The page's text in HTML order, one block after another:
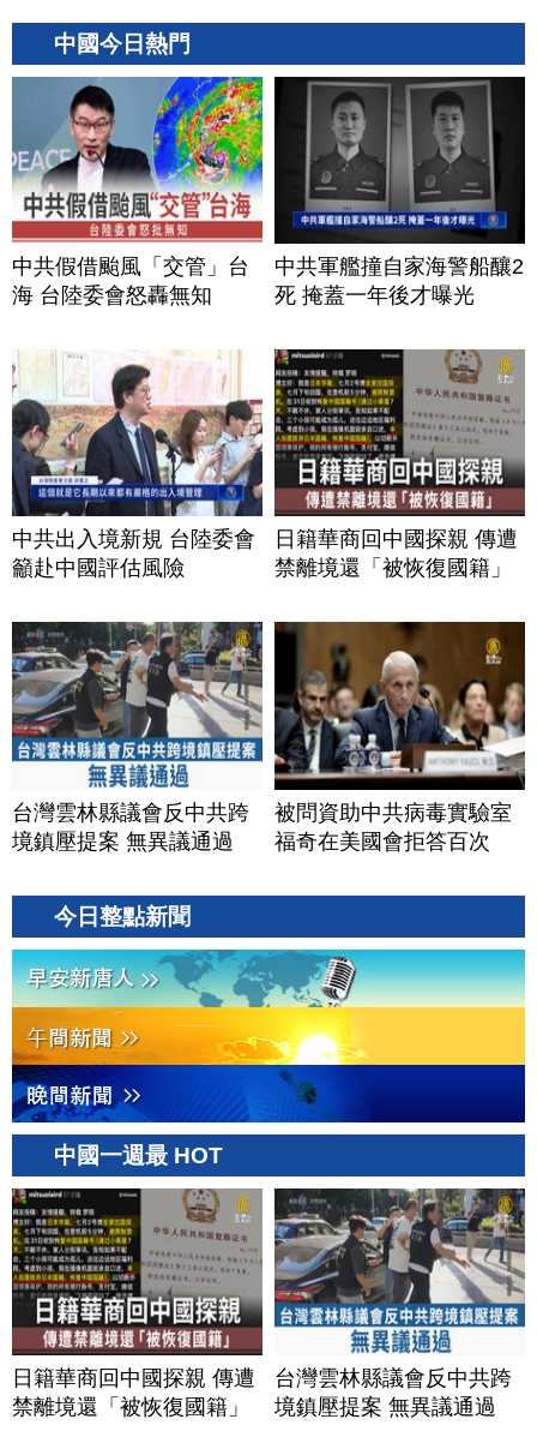
中國今日熱門
中共假借颱風「交管」台
海 台陸委會怒轟無知
中共軍艦撞自家海警船釀2
死 掩蓋一年後才曝光
中共出入境新規 台陸委會
籲赴中國評估風險
日籍華商回中國探親 傳遭
禁離境還「被恢復國籍」
台灣雲林縣議會反中共跨
境鎮壓提案 無異議通過
被問資助中共病毒實驗室
福奇在美國會拒答百次
今日整點新聞
中國一週最 HOT
日籍華商回中國探親 傳遭
禁離境還「被恢復國籍」
台灣雲林縣議會反中共跨
境鎮壓提案 無異議通過